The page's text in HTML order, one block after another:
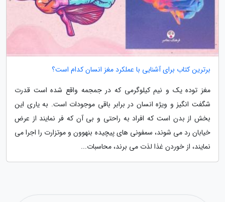
برترین کتاب برای آشنایی با عملکرد مغز انسان کدام است؟
مغز توده یک و نیم کیلوگرمی که در جمجمه واقع شده است قدرت
شگفت انگیز و ویژه انسان در برابر باقی موجودات است. به یاری این
بخش از بدن است که افراد به راحتی و بی آن که فر نمایند از عرض
خیابان رد می شوند، سمفونی های پیچیده بنهوون و موتزارت را اجرا می
نمایند، از خوردن غذا لذت می برند، محاسبات...